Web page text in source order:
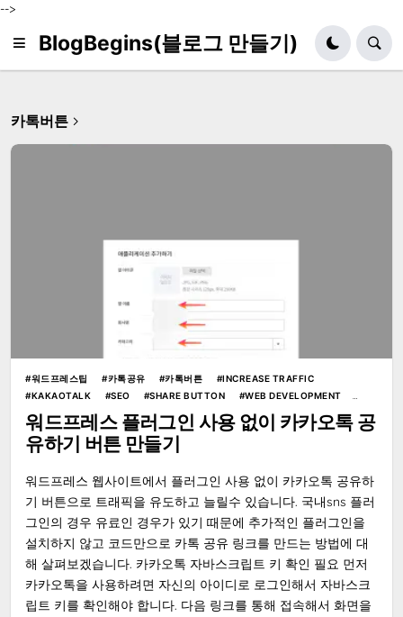
-->
BlogBegins(블로그 만들기)
카톡버튼
워드프레스팁 카톡공유 카톡버튼
INCREASE TRAFFIC
KAKAOTALK
SEO SHARE BUTTON
WEB DEVELOPMENT
WORDPRESS
워드프레스 플러그인 사용 없이 카카오톡 공
유하기 버튼 만들기
워드프레스 웹사이트에서 플러그인 사용 없이 카카오톡 공유하
기 버튼으로 트래픽을 유도하고 늘릴수 있습니다. 국내sns 플러
그인의 경우 유료인 경우가 있기 때문에 추가적인 플러그인을
설치하지 않고 코드만으로 카톡 공유 링크를 만드는 방법에 대
해 살펴보겠습니다. 카카오톡 자바스크립트 키 확인 필요 먼저
카카오톡을 사용하려면 자신의 아이디로 로그인해서 자바스크
립트 키를 확인해야 합니다. 다음 링크를 통해 접속해서 화면을